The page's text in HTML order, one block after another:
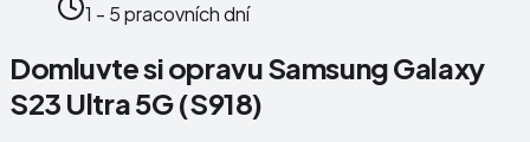
1 - 5 pracovních dní
Domluvte si opravu Samsung Galaxy
S23 Ultra 5G (S918)